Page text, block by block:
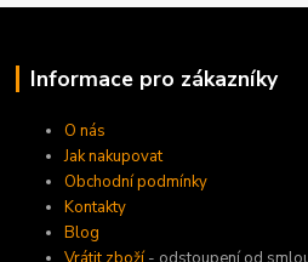
Informace pro zákazníky
O nás
Jak nakupovat
Obchodní podmínky
Kontakty
Blog